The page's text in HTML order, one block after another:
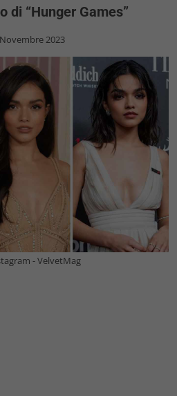
di “Hunger Games”
2023
- VelvetMag